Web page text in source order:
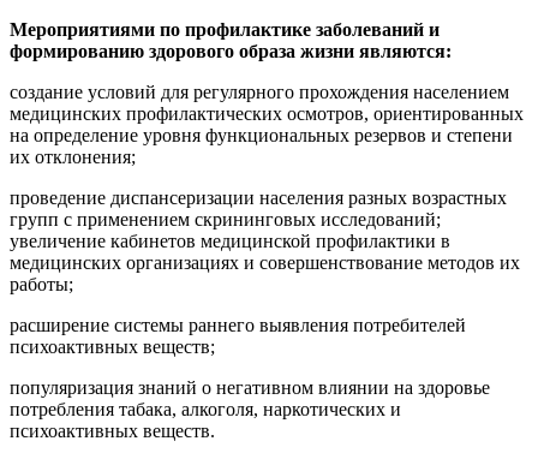
Мероприятиями по профилактике заболеваний и
формированию здорового образа жизни являются:
создание условий для регулярного прохождения населением
медицинских профилактических осмотров, ориентированных
на определение уровня функциональных резервов и степени
их отклонения;
проведение диспансеризации населения разных возрастных
групп с применением скрининговых исследований;
увеличение кабинетов медицинской профилактики в
медицинских организациях и совершенствование методов их
работы;
расширение системы раннего выявления потребителей
психоактивных веществ;
популяризация знаний о негативном влиянии на здоровье
потребления табака, алкоголя, наркотических и
психоактивных веществ.